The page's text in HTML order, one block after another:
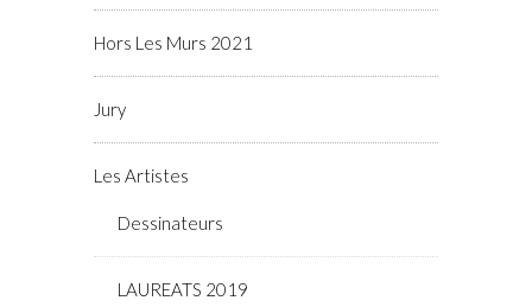
Hors Les Murs 2021
Jury
Les Artistes
Dessinateurs
LAUREATS 2019